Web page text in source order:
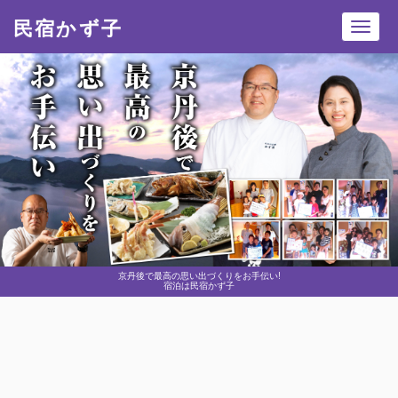
京丹後で最高の思い出づくりをお手伝い!
宿泊は民宿かず子
民宿かず子